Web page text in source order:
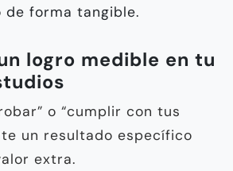
de forma tangible.
logro medible en tu
o “cumplir con tus
un resultado específico
extra.